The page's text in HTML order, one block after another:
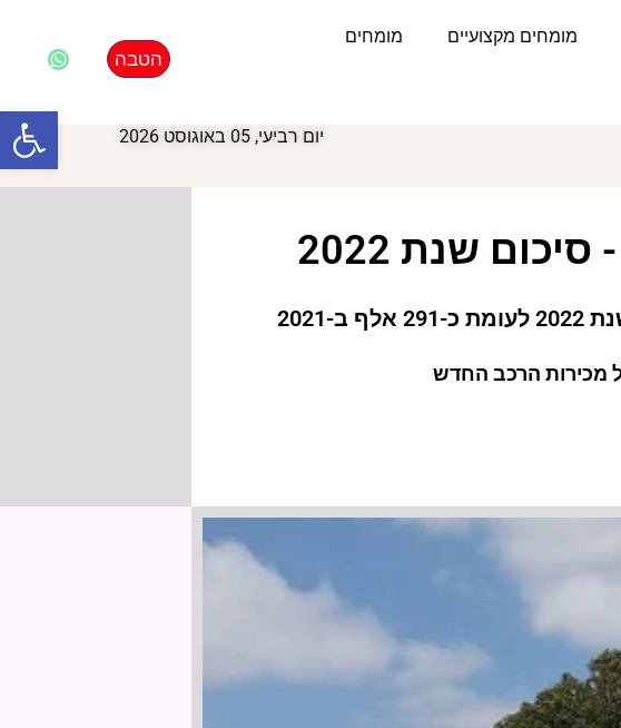
מומחים מקצועיים מומחים
הטבה
יום רביעי, 05 באוגוסט 2026
שנת 2022
פתח